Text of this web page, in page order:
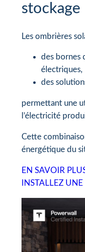
stockage
Les ombrières
des bornes
électriques,
des
permettant une
l’électricité
Cette
énergétique du
EN SAVOIR
INSTALLEZ